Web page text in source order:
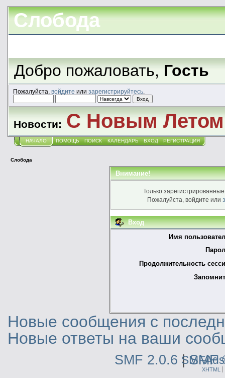
Слобода
Добро пожаловать,Гость
Пожалуйста, войдите или зарегистрируйтесь.
Новости: С Новым
НАЧАЛО ПОМОЩЬ ПОИСК КАЛЕНДАРЬ ВХОД РЕГИСТРАЦИЯ
Слобода
Внимание!
Только
Пожалуйста, войдите или
Вход
Имя
Продолжительность
Новые сообщения с
Новые ответы на ваши
SMF 2.0.6 |SMF
SMFAds
XHTML